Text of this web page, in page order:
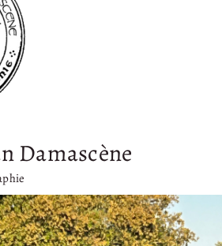
Damascène